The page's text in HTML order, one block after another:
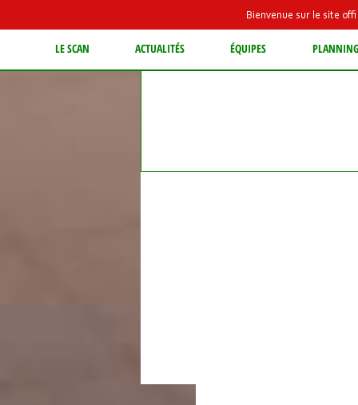
Bienvenue sur le site
LE SCAN ACTUALITÉS ÉQUIPES